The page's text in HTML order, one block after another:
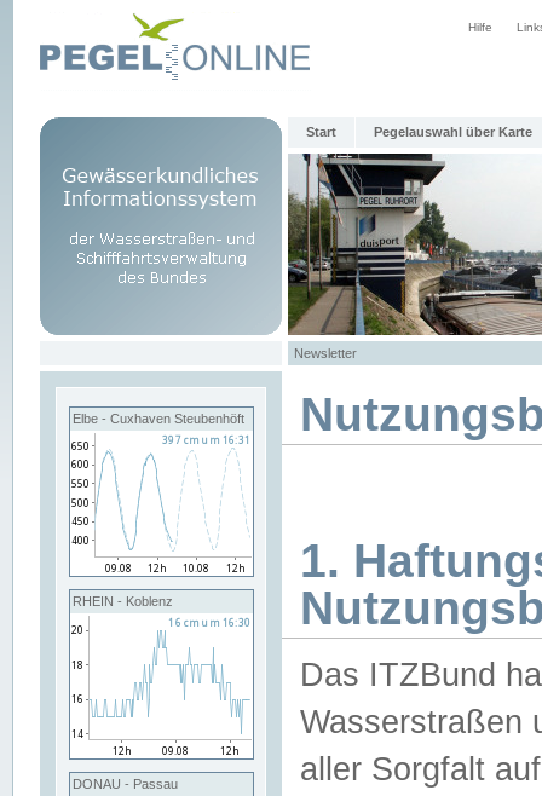
Hilfe
Start Pegelauswahl über Karte
Newsletter
Elbe - Cuxhaven Steubenhöft
RHEIN - Koblenz
DONAU - Passau
1.
Das ITZBund
Wasserstraßen
aller Sorgfalt